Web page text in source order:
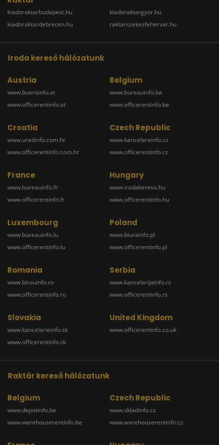
kiadoraktarbudapest.hu
kiadoraktardebrecen.hu
kiadoraktargyor.hu
raktarszekesfehervar.hu
Iroda kereső hálózatunk
Austria
www.bueroinfo.at
www.officerentinfo.at
Belgium
www.bureauinfo.be
www.officerentinfo.be
Croatia
www.uredinfo.com.hr
www.officerentinfo.com.hr
Czech Republic
www.kancelareinfo.cz
www.officerentinfo.cz
France
www.bureauinfo.fr
www.officerentinfo.fr
Hungary
www.irodakereso.hu
www.officerentinfo.hu
Luxembourg
www.bureauinfo.lu
www.officerentinfo.lu
Poland
www.biurainfo.pl
www.officerentinfo.pl
Romania
www.birouinfo.ro
www.officerentinfo.ro
Serbia
www.kancelarijainfo.rs
www.officerentinfo.rs
Slovakia
www.kancelarieinfo.sk
www.officerentinfo.sk
United Kingdom
www.officerentinfo.co.uk
Raktár kereső hálózatunk
Belgium
www.depotinfo.be
www.warehouserentinfo.be
Czech Republic
www.skladinfo.cz
www.warehouserentinfo.cz